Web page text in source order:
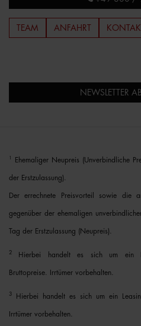
TEAM ANFAHRT
NEWSLETTER
Ehemaliger Neupreis (Unverbindliche
der Erstzulassung).
Der errechnete Preisvorteil sowie die
gegenüber der ehemaligen
Tag der Erstzulassung (Neupreis).
2 Hierbei handelt es sich um ein
Bruttopreise. Irrtümer vorbehalten.
3 Hierbei handelt es sich um ein
Irrtümer vorbehalten.